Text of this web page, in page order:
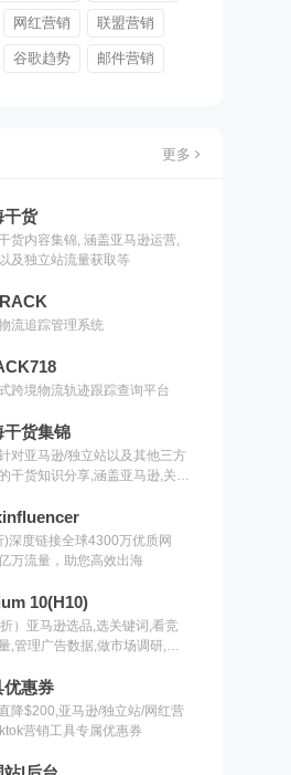
网红营销 联盟营销
谷歌趋势 邮件营销
更多
干货
货内容集锦, 涵盖亚马逊运营,
及独立站流量获取等
流追踪管理系统
跨境物流轨迹跟踪查询平台
干货集锦
对亚马逊/独立站以及其他三方
干货知识分享,涵盖亚马逊,关键
出海干货集锦,欢迎关注
)深度链接全球4300万优质网
万流量，助您高效出海
10(H10)
折）亚马逊选品,选关键词,看竞
,管理广告数据,做市场调研,有
优惠券
降$200,亚马逊/独立站/网红营
营销工具专属优惠券